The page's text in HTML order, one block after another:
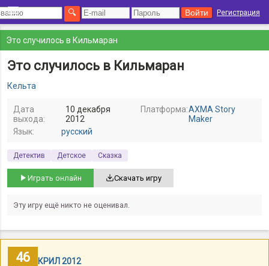
Регистрация
Это случилось в Кильмаран
Это случилось в Кильмаран
Кельта
Дата
выхода:
10 декабря
2012
Платформа:AXMA Story
Maker
Язык:
русский
Детектив Детское Сказка
Играть онлайн Скачать игру
Эту игру ещё никто не оценивал.
46 КРИЛ 2012